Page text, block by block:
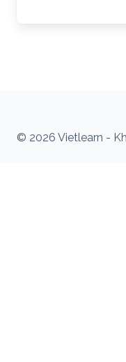
© 2026 Vietlearn -